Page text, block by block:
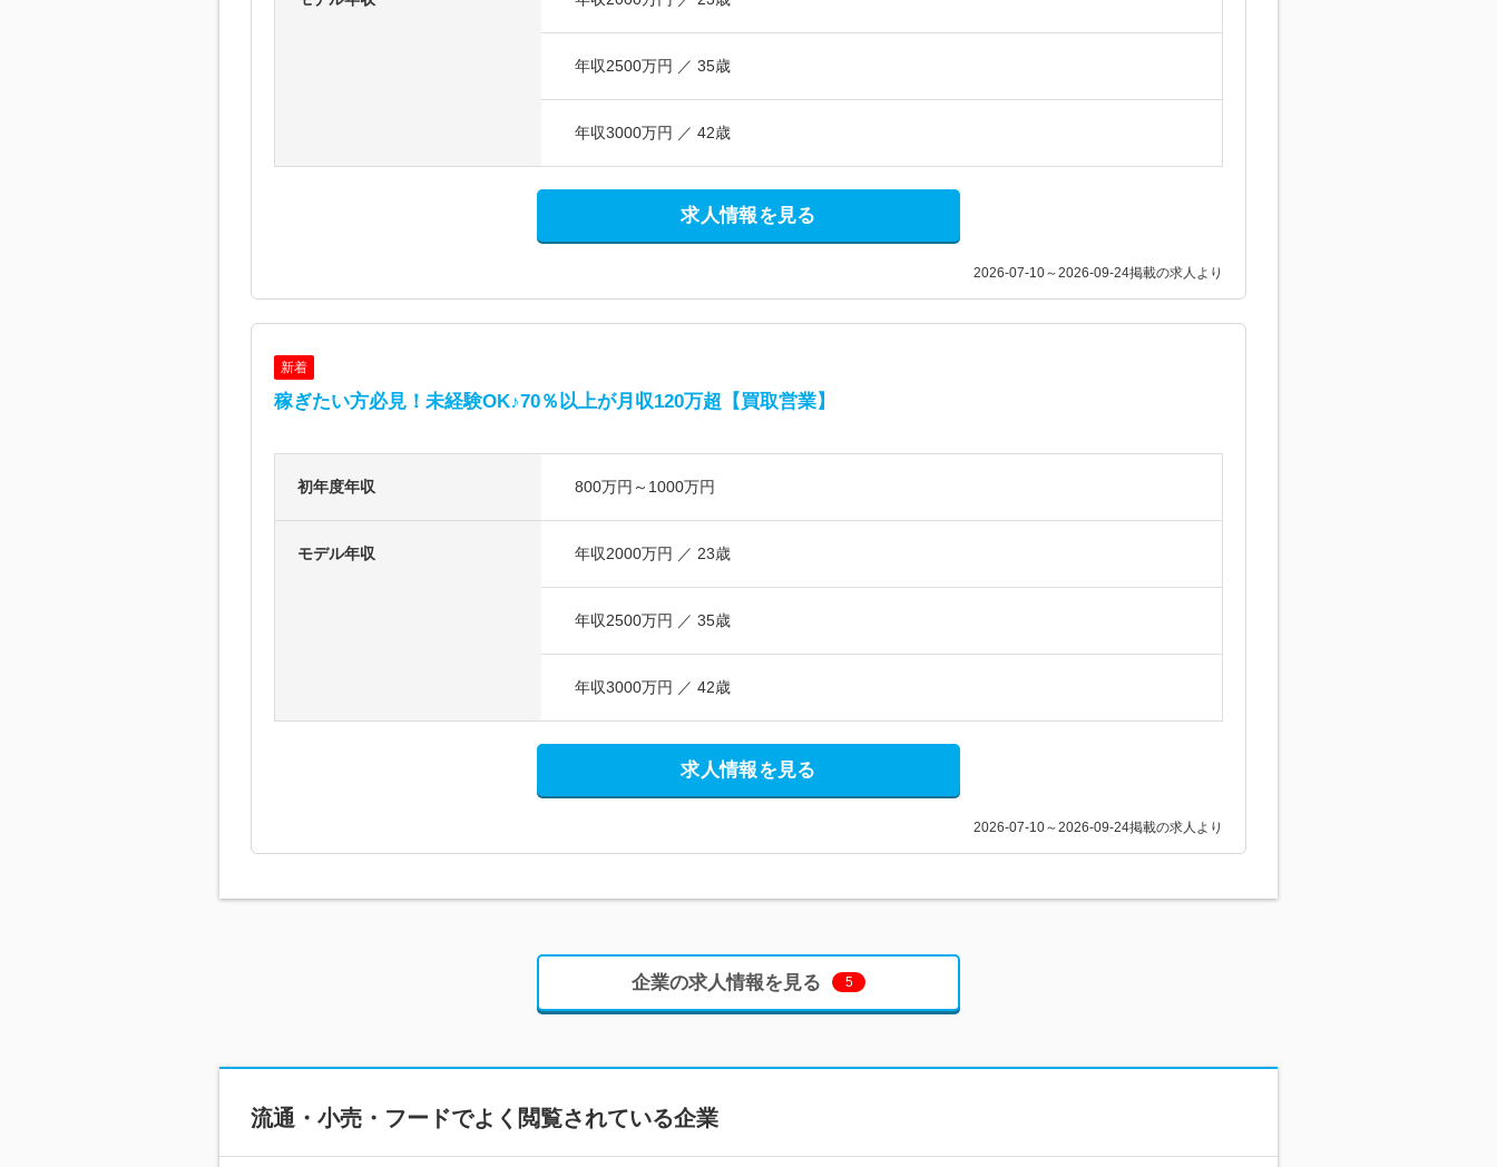
年収2500万円 ／ 35歳
年収3000万円 ／ 42歳
求人情報を見る
2026-07-10～2026-09-24掲載の求人より
新着
稼ぎたい方必見！未経験OK♪70％以上が月収120万超【買取営業】
初年度年収 800万円～1000万円
モデル年収 年収2000万円 ／ 23歳
年収2500万円 ／ 35歳
年収3000万円 ／ 42歳
求人情報を見る
2026-07-10～2026-09-24掲載の求人より
企業の求人情報を見る 5
流通・小売・フードでよく閲覧されている企業